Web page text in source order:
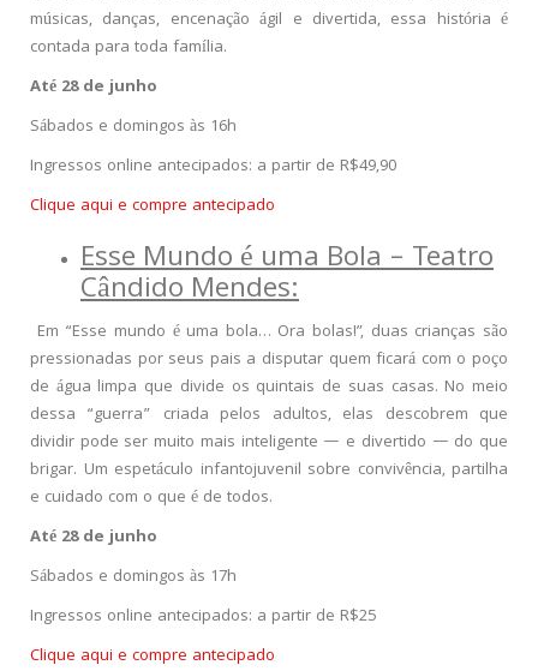
músicas, danças, encenação ágil e divertida, essa história é
contada para toda família.
Até 28 de junho
Sábados e domingos às 16h
Ingressos online antecipados: a partir de R$49,90
Clique aqui e compre antecipado
Esse Mundo é uma Bola – Teatro
Cândido Mendes:
Em “Esse mundo é uma bola… Ora bolas!”, duas crianças são
pressionadas por seus pais a disputar quem ficará com o poço
de água limpa que divide os quintais de suas casas. No meio
dessa “guerra” criada pelos adultos, elas descobrem que
dividir pode ser muito mais inteligente — e divertido — do que
brigar. Um espetáculo infantojuvenil sobre convivência, partilha
e cuidado com o que é de todos.
Até 28 de junho
Sábados e domingos às 17h
Ingressos online antecipados: a partir de R$25
Clique aqui e compre antecipado